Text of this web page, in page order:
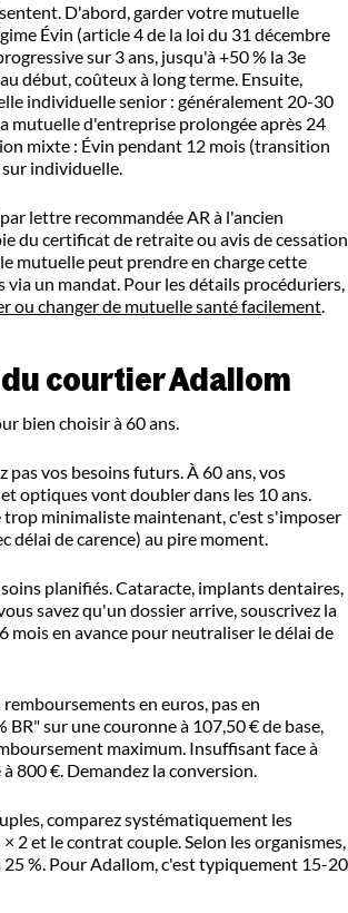
D'abord, garder votre mutuelle
Évin (article 4 de la loi du 31 décembre
sur 3 ans, jusqu'à +50 % la 3e
début, coûteux à long terme. Ensuite,
individuelle senior : généralement 20-30
mutuelle d'entreprise prolongée après 24
mixte : Évin pendant 12 mois (transition
individuelle.
lettre recommandée AR à l'ancien
du certificat de retraite ou avis de cessation
mutuelle peut prendre en charge cette
via un mandat. Pour les détails procéduriers,
ou changer de mutuelle santé facilement.
courtier Adallom
bien choisir à 60 ans.
pas vos besoins futurs. À 60 ans, vos
optiques vont doubler dans les 10 ans.
minimaliste maintenant, c'est s'imposer
délai de carence) au pire moment.
planifiés. Cataracte, implants dentaires,
savez qu'un dossier arrive, souscrivez la
mois en avance pour neutraliser le délai de
en euros, pas en
BR" sur une couronne à 107,50 € de base,
maximum. Insuffisant face à
800 €. Demandez la conversion.
comparez systématiquement les
2 et le contrat couple. Selon les organismes,
25 %. Pour Adallom, c'est typiquement 15-20